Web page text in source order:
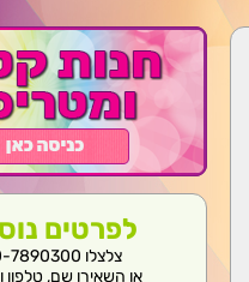
לפרטים
צלצלו 050-7890300
או השאירו שם, טלפון